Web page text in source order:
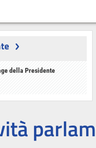
della Presidente